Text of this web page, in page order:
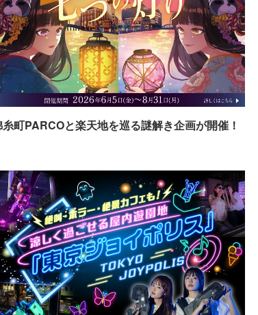
町PARCOと楽天地を巡る謎解き企画が開催！